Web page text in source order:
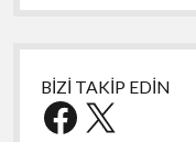
BİZİ TAKİP EDİN
Facebook
X